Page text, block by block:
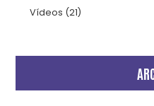
Vídeos (21)